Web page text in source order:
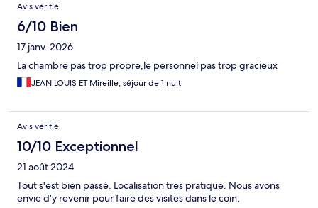
Avis vérifié
6/10 Bien
17 janv. 2026
La chambre pas trop propre,le personnel pas trop gracieux
JEAN LOUIS ET Mireille, séjour de 1 nuit
Avis vérifié
10/10 Exceptionnel
21 août 2024
Tout s'est bien passé. Localisation tres pratique. Nous avons
envie d'y revenir pour faire des visites dans le coin.